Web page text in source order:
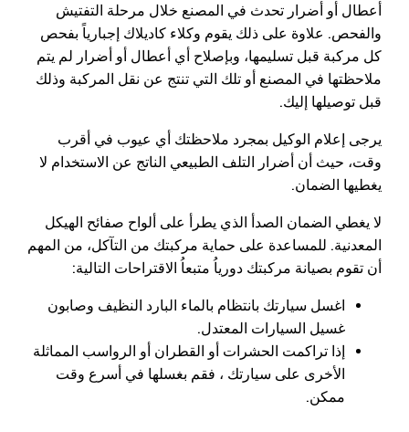
أعطال أو أضرار تحدث في المصنع خلال مرحلة التفتيش
والفحص. علاوة على ذلك يقوم وكلاء كاديلاك إجبارياً بفحص
كل مركبة قبل تسليمها، وبإصلاح أي أعطال أو أضرار لم يتم
ملاحظتها في المصنع أو تلك التي تنتج عن نقل المركبة وذلك
قبل توصيلها إليك.
يرجى إعلام الوكيل بمجرد ملاحظتك أي عيوب في أقرب
وقت، حيث أن أضرار التلف الطبيعي الناتج عن الاستخدام لا
يغطيها الضمان.
لا يغطي الضمان الصدأ الذي يطرأ على ألواح صفائح الهيكل
المعدنية. للمساعدة على حماية مركبتك من التآكل، من المهم
أن تقوم بصيانة مركبتك دورياُ متبعاُ الاقتراحات التالية:
اغسل سيارتك بانتظام بالماء البارد النظيف وصابون
غسيل السيارات المعتدل.
إذا تراكمت الحشرات أو القطران أو الرواسب المماثلة
الأخرى على سيارتك ، فقم بغسلها في أسرع وقت
ممكن.